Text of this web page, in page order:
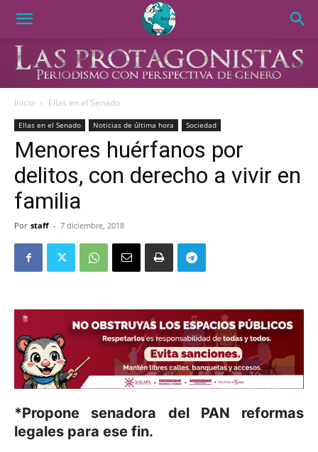
Inicio Ellas en el Senado
Ellas en el Senado Noticias de última hora Sociedad
Menores huérfanos por
delitos, con derecho a vivir en
familia
Por staff - 7 diciembre, 2018
*Propone senadora del PAN reformas
legales para ese fin.